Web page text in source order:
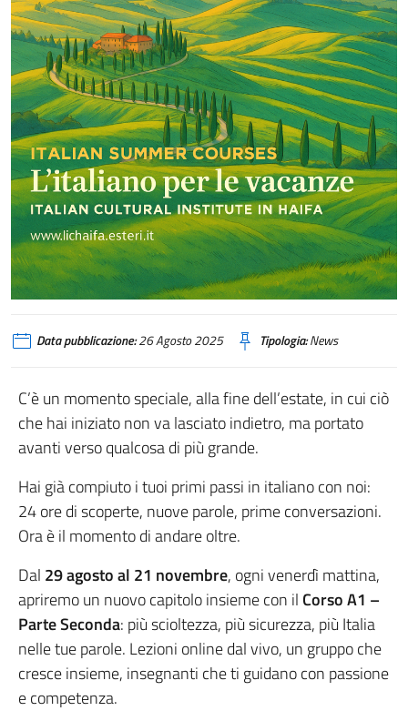
Data pubblicazione:26 Agosto 2025 Tipologia:News
C’è un momento speciale, alla fine dell’estate, in cui ciò
che hai iniziato non va lasciato indietro, ma portato
avanti verso qualcosa di più grande.
Hai già compiuto i tuoi primi passi in italiano con noi:
24 ore di scoperte, nuove parole, prime conversazioni.
Ora è il momento di andare oltre.
Dal 29 agosto al 21 novembre, ogni venerdì mattina,
apriremo un nuovo capitolo insieme con il Corso A1 –
Parte Seconda: più scioltezza, più sicurezza, più Italia
nelle tue parole. Lezioni online dal vivo, un gruppo che
cresce insieme, insegnanti che ti guidano con passione
e competenza.